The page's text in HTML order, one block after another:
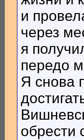
и
через
я
передо
Я снова
обрести